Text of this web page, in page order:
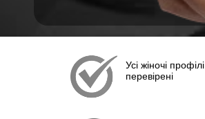
Усі жіночі профілі
перевірені